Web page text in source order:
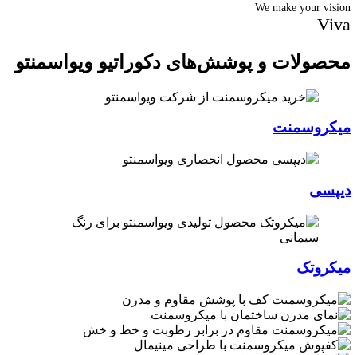
We make your vision
Viva
محصولات و پوشش‌های دکوراتیو ویواسمنتو
میکروسمنت
دیپسی
میکروتک